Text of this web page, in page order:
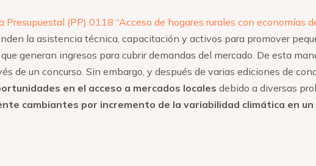
Presupuestal (PP) 0118 “Acceso de hogares rurales con economías
la asistencia técnica, capacitación y activos para promover
generan ingresos para cubrir demandas del mercado. De esta
de un concurso. Sin embargo, y después de varias ediciones de
en el acceso a mercados locales debido a diversas
cambiantes por incremento de la variabilidad climática en